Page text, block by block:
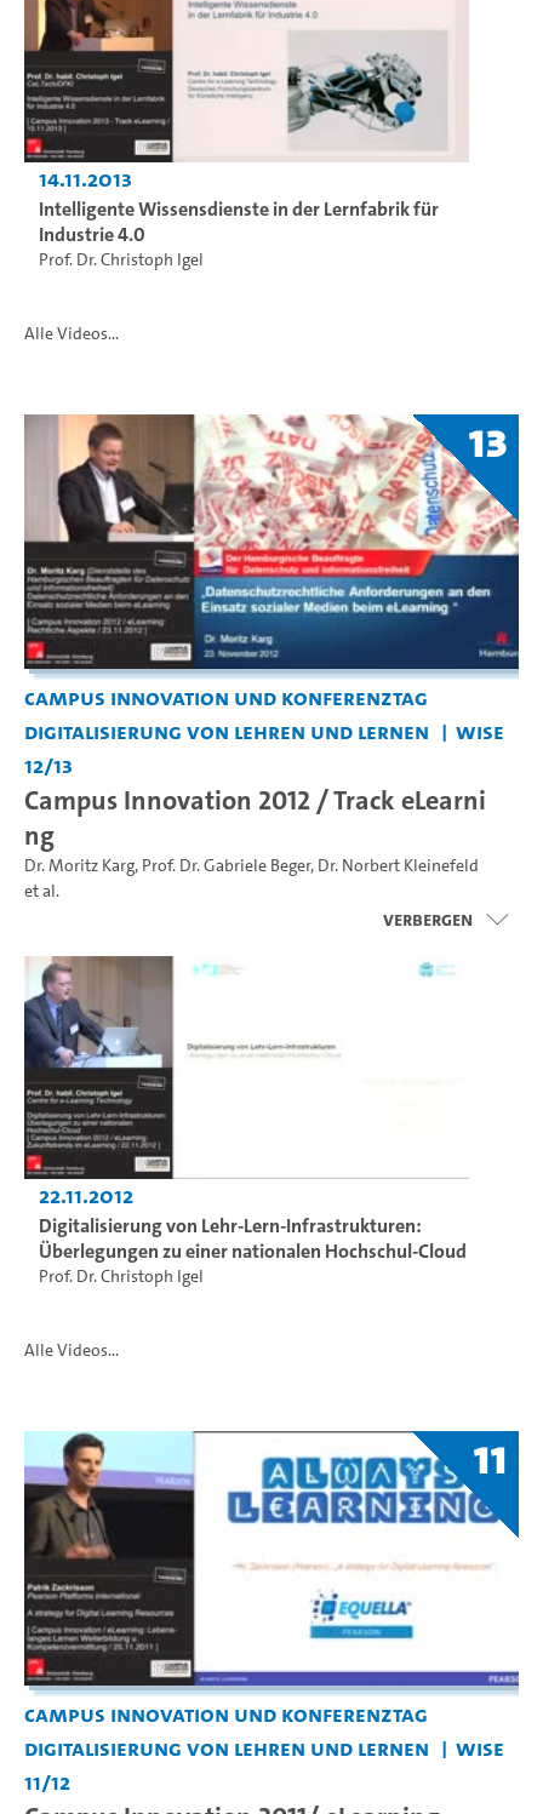
14.11.2013
Intelligente Wissensdienste in der Lernfabrik für
Industrie 4.0
Prof. Dr. Christoph Igel
Alle Videos...
13
Campus Innovation und Konferenztag
Digitalisierung von Lehren und Lernen
WiSe
12/13
Campus Innovation 2012 / Track eLearni
ng
Dr. Moritz Karg, Prof. Dr. Gabriele Beger, Dr. Norbert Kleinefeld
et al.
Verbergen
22.11.2012
Digitalisierung von Lehr-Lern-Infrastrukturen:
Überlegungen zu einer nationalen Hochschul-Cloud
Prof. Dr. Christoph Igel
Alle Videos...
11
Campus Innovation und Konferenztag
Digitalisierung von Lehren und Lernen
WiSe
11/12